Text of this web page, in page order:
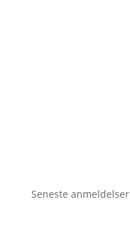
Seneste anmeldelser